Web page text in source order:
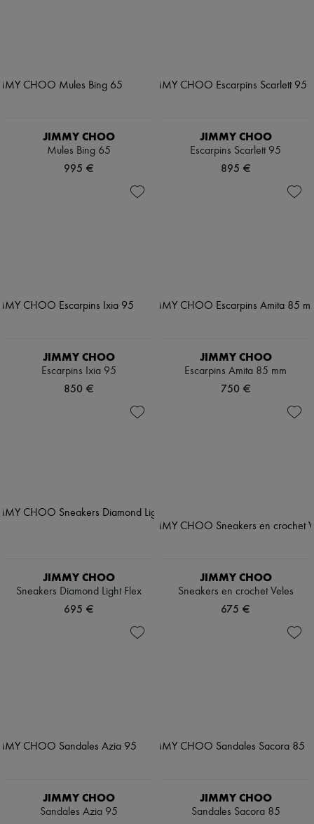
JIMMY CHOO
Mules Bing 65
995 €
JIMMY CHOO
Escarpins Scarlett 95
895 €
JIMMY CHOO
Escarpins Ixia 95
850 €
JIMMY CHOO
Escarpins Amita 85 mm
750 €
JIMMY CHOO
Sneakers Diamond Light Flex
695 €
JIMMY CHOO
Sneakers en crochet Veles
675 €
JIMMY CHOO
Sandales Azia 95
JIMMY CHOO
Sandales Sacora 85